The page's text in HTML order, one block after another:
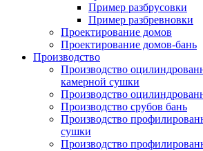
Пример разбрусовки
Пример разбревновки
Проектирование домов
Проектирование домов-бань
Производство
Производство
камерной сушки
Производство
Производство срубов бань
Производство
сушки
Производство